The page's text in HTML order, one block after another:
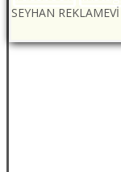
SEYHAN REKLAMEVİ